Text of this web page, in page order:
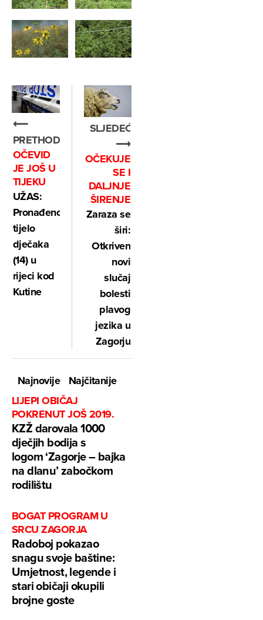
⟵
PRETHODNO
OČEVID
JE JOŠ U
TIJEKU
UŽAS:
Pronađeno
tijelo
dječaka
(14) u
rijeci kod
Kutine
SLJEDEĆE
⟶
OČEKUJE
SE I
DALJNJE
ŠIRENJE
Zaraza se
širi:
Otkriven
novi
slučaj
bolesti
plavog
jezika u
Zagorju
Najnovije
Najčitanije
LIJEPI OBIČAJ
POKRENUT JOŠ 2019.
KZŽ darovala 1000
dječjih bodija s
logom ‘Zagorje – bajka
na dlanu’ zabočkom
rodilištu
BOGAT PROGRAM U
SRCU ZAGORJA
Radoboj pokazao
snagu svoje baštine:
Umjetnost, legende i
stari običaji okupili
brojne goste